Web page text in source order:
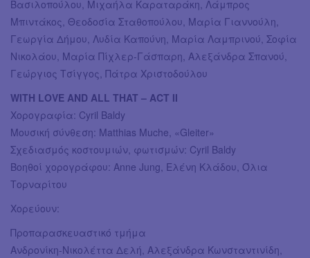
Βασιλοπούλου, Μιχαήλα Καραταράκη, Λάμπρος
Μπιντάκος, Θεοδοσία Σταθοπούλου, Μαρία Γιαννούλη,
Γεωργία Δήμου, Λυδία Καπούνη, Μαρία Λαμπρινού, Σοφία
Νικολάου, Μαρία Πίχλερ-Γάσπαρη, Αλεξάνδρα Σπανού,
Γεώργιος Τσίγγος, Πάτρα Χριστοδούλου
WITH LOVE AND ALL THAT – ACT II
Χορογραφία: Cyril Baldy
Μουσική σύνθεση: Matthias Muche, «Gleiter»
Σχεδιασμός κοστουμιών, φωτισμών: Cyril Baldy
Βοηθοί χορογράφου: Anne Jung, Ελένη Κλάδου, Όλια
Τορναρίτου
Χορεύουν:
Προπαρασκευαστικό τμήμα
Ανδρονίκη-Νικολέττα Δελή, Αλεξάνδρα Κωνσταντινίδη,